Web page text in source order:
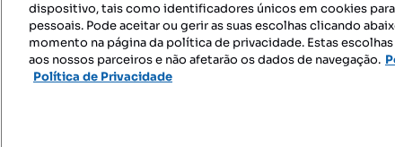
SIGA-NOS:
dispositivo, tais como identificadores únicos em cookies
pessoais. Pode aceitar ou gerir as suas escolhas clicando
momento na página da política de privacidade. Estas escolhas
aos nossos parceiros e não afetarão os dados de navegação.
Política de Privacidade